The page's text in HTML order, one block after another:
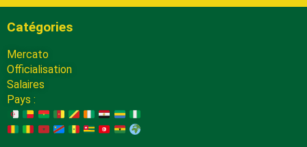
Catégories
Mercato
Officialisation
Salaires
Pays :